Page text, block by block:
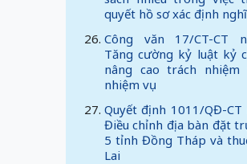
quyết hồ sơ xác định
Công văn 17/CT-CT
Tăng cường kỷ luật kỷ
nâng cao trách
nhiệm vụ
Quyết định 1011/QĐ-
Điều chỉnh địa bàn đặt
5 tỉnh Đồng Tháp và
Lai